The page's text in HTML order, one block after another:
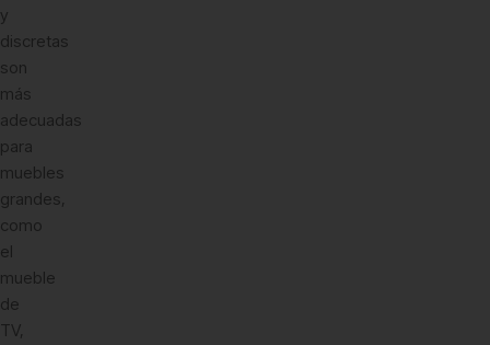
y
discretas
son
más
adecuadas
para
muebles
grandes,
como
el
mueble
de
TV,